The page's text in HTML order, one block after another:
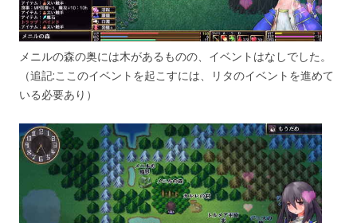
メニルの森の奥には木があるものの、イベントはなしでした。
（追記:ここのイベントを起こすには、リタのイベントを進めて
いる必要あり）